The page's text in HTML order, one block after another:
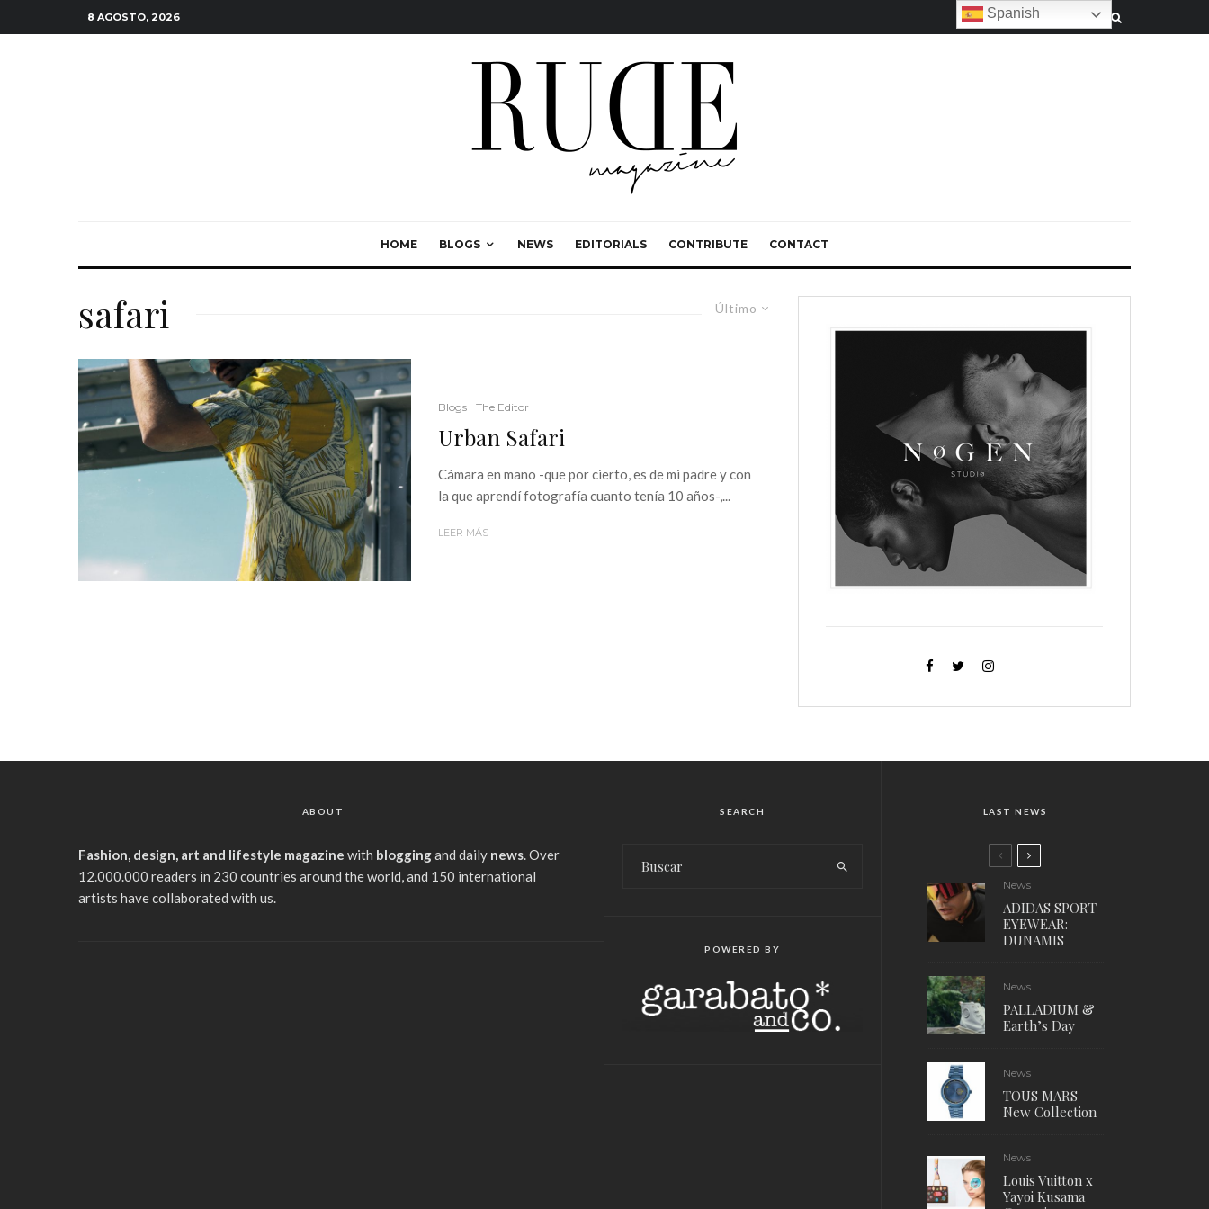
8 AGOSTO, 2026
HOME BLOGS NEWS EDITORIALS CONTRIBUTE CONTACT
Último
safari
Blogs The Editor
Urban Safari
Cámara en mano -que por cierto, es de mi padre y con
la que aprendí fotografía cuanto tenía 10 años-,...
LEER MÁS
ABOUT
Fashion, design, art and lifestyle magazine with bloggingand daily news. Over
12.000.000 readers in 230 countries around the world, and 150 international
artists have collaborated with us.
SEARCH
POWERED BY
LAST NEWS
News
ADIDAS SPORT
EYEWEAR:
DUNAMIS
News
PALLADIUM &
Earth’s Day
News
TOUS MARS
New Collection
News
Louis Vuitton x
Yayoi Kusama
Spanish